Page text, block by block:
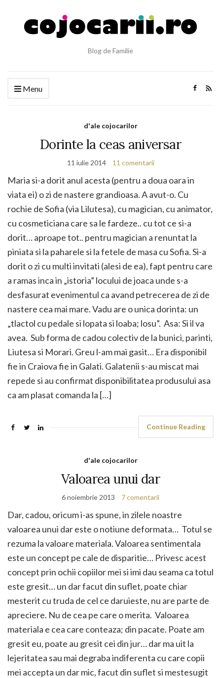
Blog de Familie
Menu
d'ale cojocarilor
Dorinte la ceas aniversar
11 iulie 2014 11 comentarii
Maria si-a dorit anul acesta (pentru a doua oara in
viata ei) o zi de nastere grandioasa. A avut-o. Cu
rochie de Sofia (via Lilutesa), cu magician, cu animator,
cu cosmeticiana care sa le fardeze.. cu tot ce si-a
dorit… aproape tot.. pentru magician a renuntat la
piniata si la paharele si la fetele de masa cu Sofia. Si-a
dorit o zi cu multi invitati (alesi de ea), fapt pentru care
a ramas inca in „istoria” locului de joaca unde s-a
desfasurat evenimentul ca avand petrecerea de zi de
nastere cea mai mare. Vadu are o unica dorinta: un
„tlactol cu pedale si lopata si loaba; losu”. Asa: Si il va
avea. Sub forma de cadou colectiv de la bunici, parinti,
Liutesa si Morari. Greu l-am mai gasit… Era disponibil
fie in Craiova fie in Galati. Galatenii s-au miscat mai
repede si au confirmat disponibilitatea produsului asa
ca am plasat comanda la […]
Continue Reading
d'ale cojocarilor
Valoarea unui dar
6 noiembrie 2013 7 comentarii
Dar, cadou, oricum i-as spune, in zilele noastre
valoarea unui dar este o notiune deformata… Totul se
rezuma la valoare materiala. Valoarea sentimentala
este un concept pe cale de disparitie… Privesc acest
concept prin ochii copiilor mei si imi dau seama ca totul
este gresit… un dar facut din suflet, poate chiar
mesterit cu truda de cel ce daruieste, nu are parte de
apreciere. Nu de cea pe care o merita. Valoarea
materiala e cea care conteaza; din pacate. Poate am
gresit eu, poate au gresit cei din jur… dar ma uit la
lejeritatea sau mai degraba indiferenta cu care copii
mei accepta un dar mic, facut din suflet si mestesugit